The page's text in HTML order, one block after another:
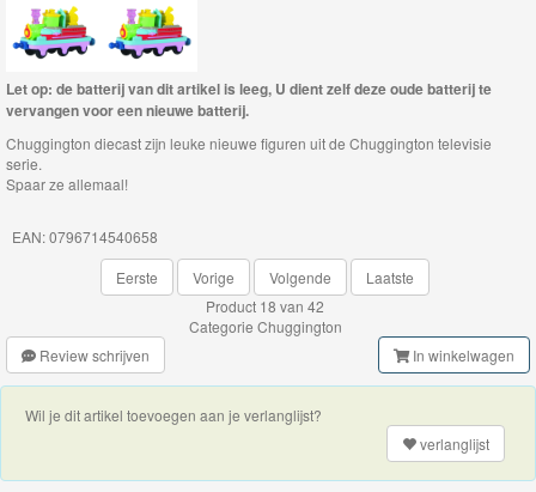
Along
de
trein
hout
Thomas
Adventures
de
Trein
Accessoires
Thomas
Let op: de batterij van dit artikel is leeg, U dient zelf deze oude batterij te
vervangen voor een nieuwe batterij.
Chuggington diecast zijn leuke nieuwe figuren uit de Chuggington televisie
serie.
Spaar ze allemaal!
EAN: 0796714540658
Eerste
Vorige Volgende
Laatste
Product 18 van 42
Categorie Chuggington
Review schrijven
In winkelwagen
Wil je dit artikel toevoegen aan je verlanglijst?
verlanglijst